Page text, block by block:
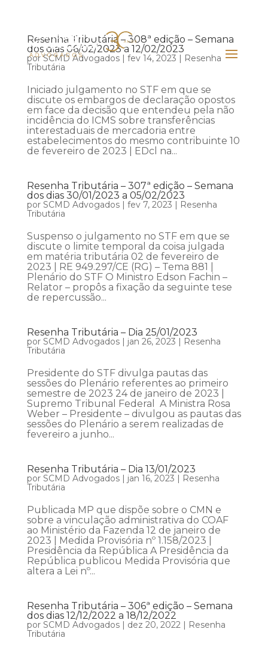
Resenha Tributária – 308ª edição – Semana
dos dias 06/02/2023 a 12/02/2023
porSCMD Advogados| fev 14, 2023 | Resenha
Tributária
Iniciado julgamento no STF em que se
discute os embargos de declaração opostos
em face da decisão que entendeu pela não
incidência do ICMS sobre transferências
interestaduais de mercadoria entre
estabelecimentos do mesmo contribuinte 10
de fevereiro de 2023 | EDcl na...
Resenha Tributária – 307ª edição – Semana
dos dias 30/01/2023 a 05/02/2023
por SCMD Advogados| fev 7, 2023 | Resenha
Tributária
Suspenso o julgamento no STF em que se
discute o limite temporal da coisa julgada
em matéria tributária 02 de fevereiro de
2023 | RE 949.297/CE (RG) – Tema 881 |
Plenário do STF O Ministro Edson Fachin –
Relator – propôs a fixação da seguinte tese
de repercussão...
Resenha Tributária – Dia 25/01/2023
por SCMD Advogados| jan 26, 2023 | Resenha
Tributária
Presidente do STF divulga pautas das
sessões do Plenário referentes ao primeiro
semestre de 2023 24 de janeiro de 2023 |
Supremo Tribunal Federal A Ministra Rosa
Weber – Presidente – divulgou as pautas das
sessões do Plenário a serem realizadas de
fevereiro a junho...
Resenha Tributária – Dia 13/01/2023
por SCMD Advogados| jan 16, 2023 | Resenha
Tributária
Publicada MP que dispõe sobre o CMN e
sobre a vinculação administrativa do COAF
ao Ministério da Fazenda 12 de janeiro de
2023 | Medida Provisória nº 1.158/2023 |
Presidência da República A Presidência da
República publicou Medida Provisória que
altera a Lei nº...
Resenha Tributária – 306ª edição – Semana
dos dias 12/12/2022 a 18/12/2022
por SCMD Advogados| dez 20, 2022| Resenha
Tributária